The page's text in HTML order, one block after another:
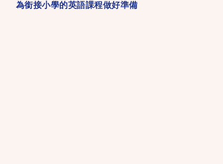
為銜接小學的英語課程做好準備